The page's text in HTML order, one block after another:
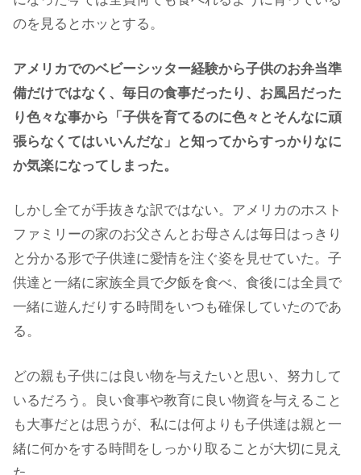
のを見るとホッとする。
アメリカでのベビーシッター経験から子供のお弁当準
備だけではなく、毎日の食事だったり、お風呂だった
り色々な事から「子供を育てるのに色々とそんなに頑
張らなくてはいいんだな」と知ってからすっかりなに
か気楽になってしまった。
しかし全てが手抜きな訳ではない。アメリカのホスト
ファミリーの家のお父さんとお母さんは毎日はっきり
と分かる形で子供達に愛情を注ぐ姿を見せていた。子
供達と一緒に家族全員で夕飯を食べ、食後には全員で
一緒に遊んだりする時間をいつも確保していたのであ
る。
どの親も子供には良い物を与えたいと思い、努力して
いるだろう。良い食事や教育に良い物資を与えること
も大事だとは思うが、私には何よりも子供達は親と一
緒に何かをする時間をしっかり取ることが大切に見え